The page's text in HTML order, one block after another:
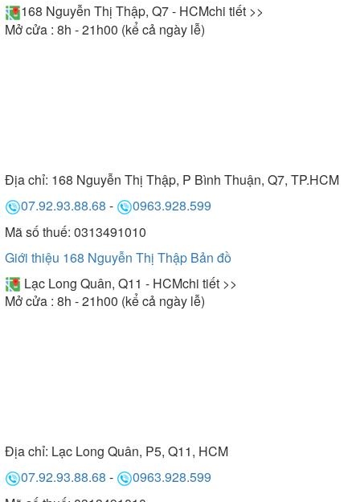
168 Nguyễn Thị Thập, Q7 - HCMchi tiết >>
Mở cửa : 8h - 21h00 (kể cả ngày lễ)
Địa chỉ: 168 Nguyễn Thị Thập, P Bình Thuận, Q7, TP.HCM
07.92.93.88.68 -
0963.928.599
Mã số thuế: 0313491010
Giới thiệu 168 Nguyễn Thị Thập Bản đồ
Lạc Long Quân, Q11 - HCMchi tiết >>
Mở cửa : 8h - 21h00 (kể cả ngày lễ)
Địa chỉ: Lạc Long Quân, P5, Q11, HCM
07.92.93.88.68 -
0963.928.599